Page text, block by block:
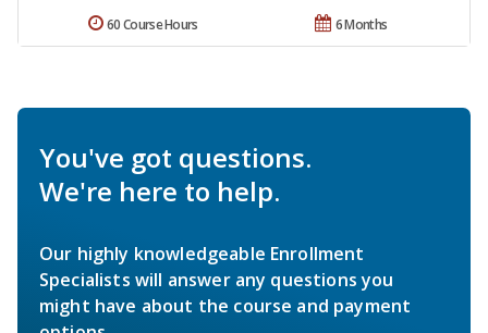
6 Months
60 Course Hours
You've got questions.
We're here to help.
Our highly knowledgeable Enrollment
Specialists will answer any questions you
might have about the course and payment